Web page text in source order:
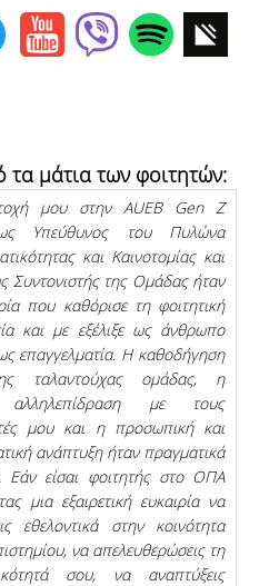
μάτια των φοιτητών:
μου στην AUEB Gen Z
Υπεύθυνος του Πυλώνα
και Καινοτομίας και
Συντονιστής της Ομάδας ήταν
που καθόρισε τη φοιτητική
και με εξέλιξε ως άνθρωπο
επαγγελματία. Η καθοδήγηση
ταλαντούχας ομάδας, η
αλληλεπίδραση με τους
μου και η προσωπική και
ανάπτυξη ήταν πραγματικά
Εάν είσαι φοιτητής στο ΟΠΑ
μια εξαιρετική ευκαιρία να
εθελοντικά στην κοινότητα
να απελευθερώσεις τη
σου, να αναπτύξεις